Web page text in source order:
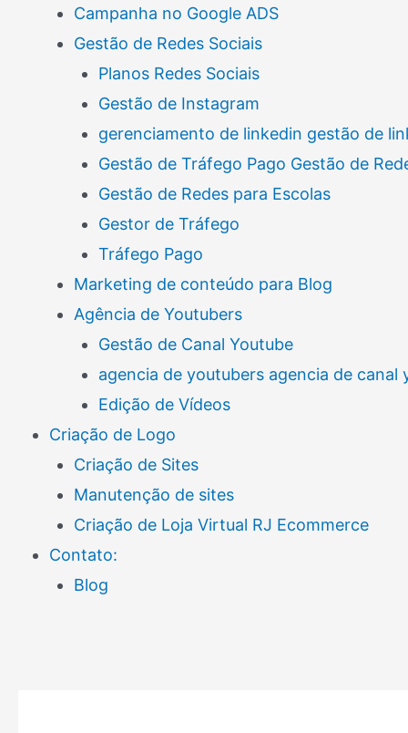
Campanha no Google ADS
Gestão de Redes Sociais
Planos Redes Sociais
Gestão de Instagram
gerenciamento de linkedin gestão de
Gestão de Tráfego Pago Gestão de
Gestão de Redes para Escolas
Gestor de Tráfego
Tráfego Pago
Marketing de conteúdo para Blog
Agência de Youtubers
Gestão de Canal Youtube
agencia de youtubers agencia de canal
Edição de Vídeos
Criação de Logo
Criação de Sites
Manutenção de sites
Criação de Loja Virtual RJ Ecommerce
Contato:
Blog